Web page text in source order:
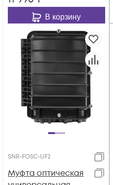
В корзину
SNR-FOSC-UF2
Муфта оптическая